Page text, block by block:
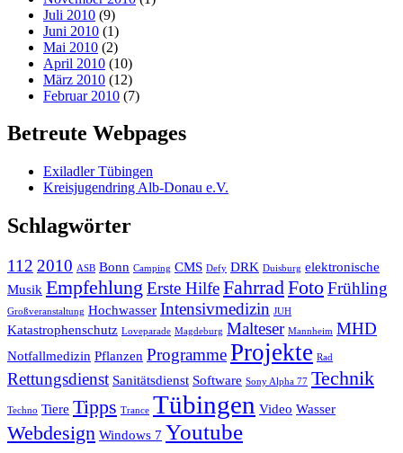
Juli 2010 (9)
Juni 2010 (1)
Mai 2010 (2)
April 2010 (10)
März 2010 (12)
Februar 2010 (7)
Betreute Webpages
Exiladler Tübingen
Kreisjugendring Alb-Donau e.V.
Schlagwörter
112 2010 ASB Bonn Camping CMS Defy DRK Duisburg elektronische
Musik Empfehlung Erste HilfeFahrradFotoFrühling
Großveranstaltung Hochwasser Intensivmedizin JUH
Katastrophenschutz Loveparade Magdeburg Malteser Mannheim MHD
Notfallmedizin Pflanzen ProgrammeProjekte Rad
Rettungsdienst Sanitätsdienst Software Sony Alpha 77 Technik
Techno Tiere Tipps Trance Tübingen Video Wasser
Webdesign Windows 7 Youtube